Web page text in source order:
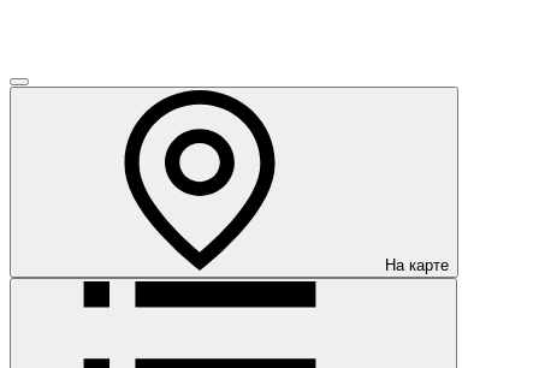
На карте